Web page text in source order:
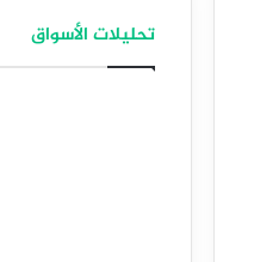
تحليلات الأسواق